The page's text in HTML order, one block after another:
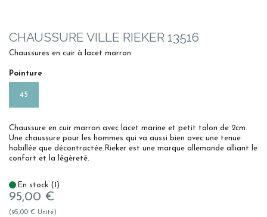
CHAUSSURE VILLE RIEKER 13516
Chaussures en cuir à lacet marron
Pointure
45
Chaussure en cuir marron avec lacet marine et petit talon de 2cm.
Une chaussure pour les hommes qui va aussi bien avec une tenue
habillée que décontractée.Rieker est une marque allemande alliant le
confort et la légèreté.
En stock (1)
95,00 €
(95,00 € Unité)